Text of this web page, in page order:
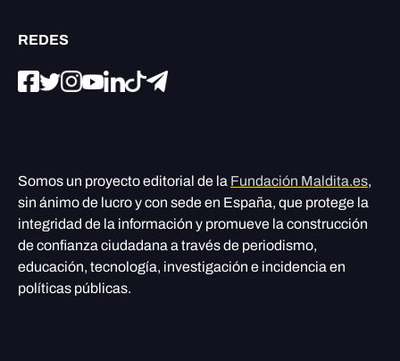
REDES
Somos un proyecto editorial de la Fundación Maldita.es,
sin ánimo de lucro y con sede en España, que protege la
integridad de la información y promueve la construcción
de confianza ciudadana a través de periodismo,
educación, tecnología, investigación e incidencia en
políticas públicas.